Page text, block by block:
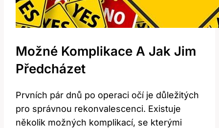
Možné Komplikace A Jak Jim
‌předcházet
Prvních pár dnů ​po operaci očí je důležitých
pro správnou rekonvalescenci. Existuje
několik možných ‍komplikací, se kterými